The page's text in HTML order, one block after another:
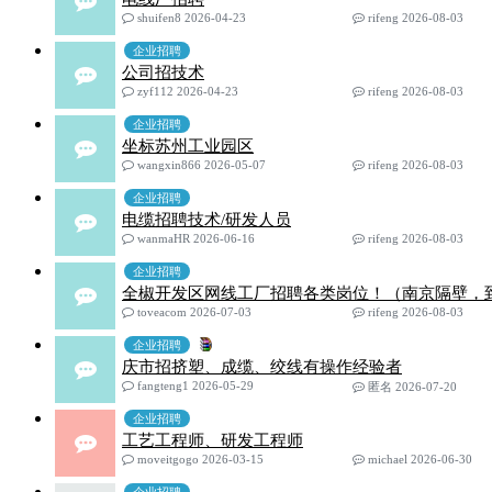
shuifen8 2026-04-23
rifeng 2026-08-03
企业招聘
公司招技术
zyf112 2026-04-23
rifeng 2026-08-03
企业招聘
坐标苏州工业园区
wangxin866 2026-05-07
rifeng 2026-08-03
企业招聘
电缆招聘技术/研发人员
wanmaHR 2026-06-16
rifeng 2026-08-03
企业招聘
全椒开发区网线工厂招聘各类岗位！（南京隔壁，
toveacom 2026-07-03
rifeng 2026-08-03
企业招聘
庆市招挤塑、成缆、绞线有操作经验者
fangteng1 2026-05-29
匿名 2026-07-20
企业招聘
工艺工程师、研发工程师
moveitgogo 2026-03-15
michael 2026-06-30